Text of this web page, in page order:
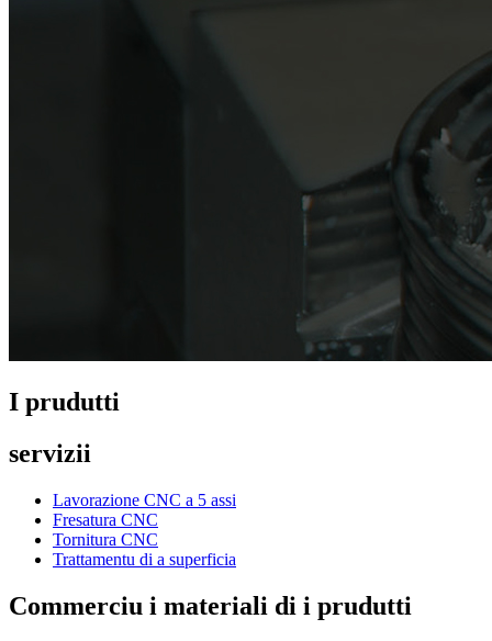
I prudutti
servizii
Lavorazione CNC a 5 assi
Fresatura CNC
Tornitura CNC
Trattamentu di a superficia
Commerciu i materiali di i prudutti